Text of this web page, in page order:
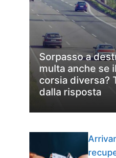
Sorpasso a
multa anche se
corsia diversa?
dalla risposta